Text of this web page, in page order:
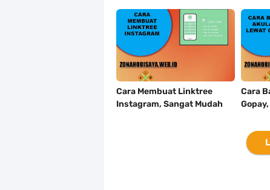
Gampang Untuk Kamu
Lakukan
Kalian
Mudah
Cara Membuat Linktree
Instagram, Sangat Mudah
Cara